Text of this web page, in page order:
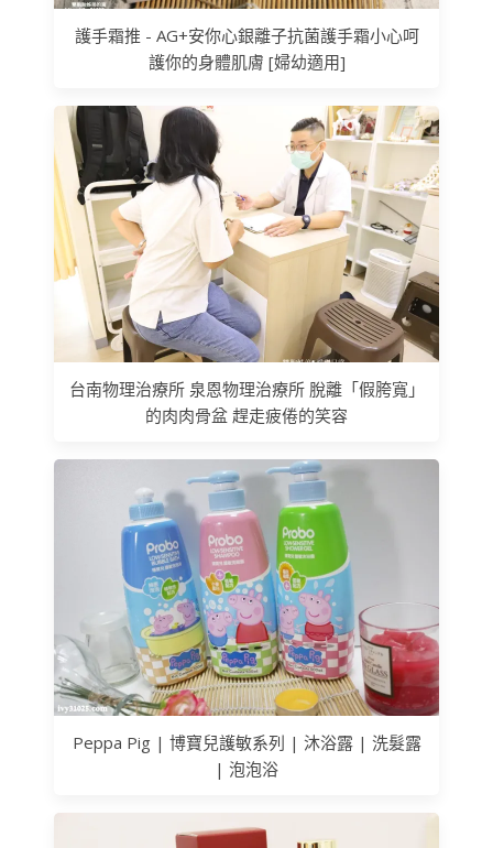
護手霜推 - AG+安你心銀離子抗菌護手霜小心呵
護你的身體肌膚 [婦幼適用]
台南物理治療所 泉恩物理治療所 脫離「假胯寬」
的肉肉骨盆 趕走疲倦的笑容
Peppa Pig | 博寶兒護敏系列 | 沐浴露 | 洗髮露
| 泡泡浴